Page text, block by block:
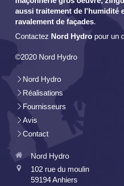
aussi traitement de l'humidité
ravalement de façades.
Contactez Nord Hydro pour un
©2020 Nord Hydro
Nord Hydro
Réalisations
Fournisseurs
Avis
Contact
Nord Hydro
102 rue du moulin
59194Anhiers